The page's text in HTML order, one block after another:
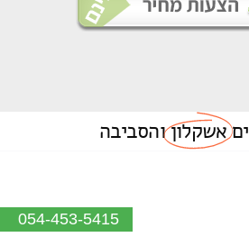
אשקלוןוהסביבה
054-453-5415